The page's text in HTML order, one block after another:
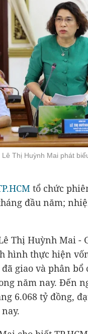
Thị Huỳnh Mai phát
tổ chức
đầu năm;
Thị Huỳnh Mai -
hình thực hiện
đã giao và phân
năm nay. Đến
6.068 tỷ đồng,